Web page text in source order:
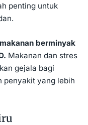
penting untuk
berminyak
Makanan dan stres
gejala bagi
penyakit yang lebih